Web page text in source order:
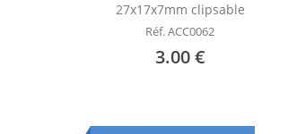
27x17x7mm clipsable
Réf. ACC0062
3.00 €